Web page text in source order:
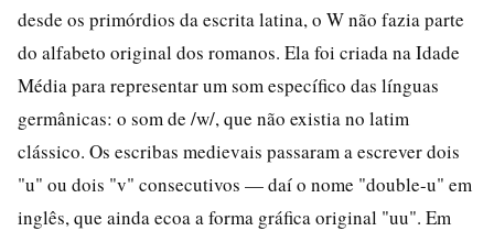
desde os primórdios da escrita latina, o W não fazia parte
do alfabeto original dos romanos. Ela foi criada na Idade
Média para representar um som específico das línguas
germânicas: o som de /w/, que não existia no latim
clássico. Os escribas medievais passaram a escrever dois
"u" ou dois "v" consecutivos — daí o nome "double-u" em
inglês, que ainda ecoa a forma gráfica original "uu". Em